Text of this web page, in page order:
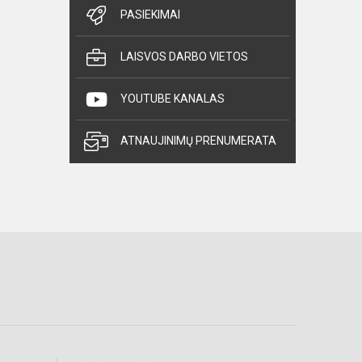
PASIEKIMAI
LAISVOS DARBO VIETOS
YOUTUBE KANALAS
ATNAUJINIMŲ PRENUMERATA